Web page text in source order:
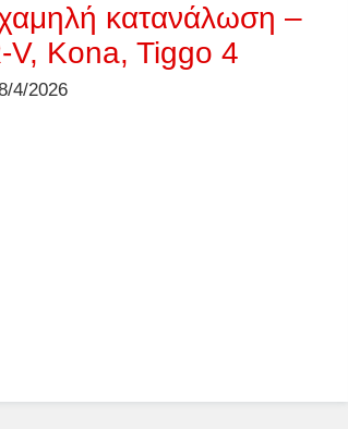
κατανάλωση –
V, Kona, Tiggo 4
4/2026